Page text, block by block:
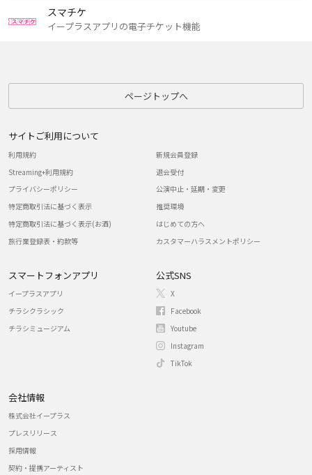
スマチケ
イープラスアプリの電子チケット機能
ページトップへ
サイトご利用について
利用規約
Streaming+利用規約
プライバシーポリシー
特定商取引法に基づく表示
特定商取引法に基づく表示(お酒)
旅行業登録表・約款等
新規会員登録
退会受付
公演中止・延期・変更
推奨環境
はじめての方へ
カスタマーハラスメントポリシー
スマートフォンアプリ
イープラスアプリ
チラシクラシック
チラシミュージアム
公式SNS
X
Facebook
Youtube
Instagram
TikTok
会社情報
株式会社イープラス
プレスリリース
採用情報
契約・提携アーティスト